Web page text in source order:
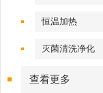
恒温加热
灭菌清洗净化
查看更多